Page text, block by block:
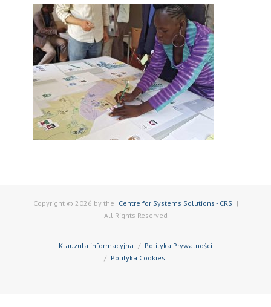
Copyright © 2026 by the Centre for Systems Solutions - CRS |
All Rights Reserved
Klauzula informacyjna
Polityka Prywatności
Polityka Cookies